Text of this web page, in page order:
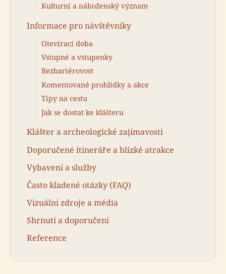
Kulturní a náboženský význam
Informace pro návštěvníky
Otevírací doba
Vstupné a vstupenky
Bezbariérovost
Komentované prohlídky a akce
Tipy na cestu
Jak se dostat ke klášteru
Klášter a archeologické zajímavosti
Doporučené itineráře a blízké atrakce
Vybavení a služby
Často kladené otázky (FAQ)
Vizuální zdroje a média
Shrnutí a doporučení
Reference